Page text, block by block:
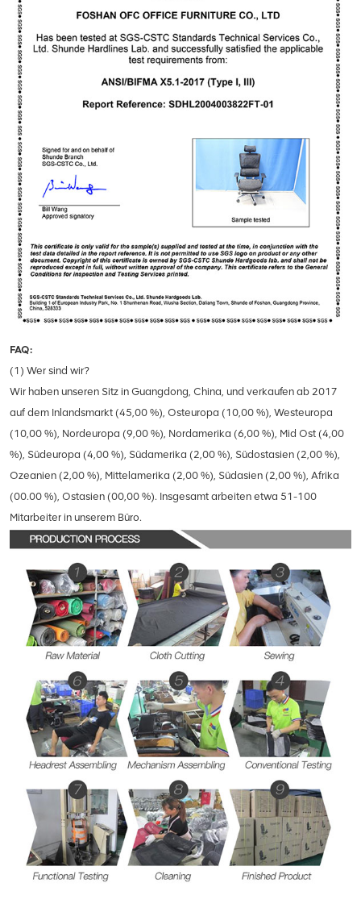
FAQ:
(1) Wer sind wir?
Wir haben unseren Sitz in Guangdong, China, und verkaufen ab 2017
auf dem Inlandsmarkt (45,00 %), Osteuropa (10,00 %), Westeuropa
(10,00 %), Nordeuropa (9,00 %), Nordamerika (6,00 %), Mid Ost (4,00
%), Südeuropa (4,00 %), Südamerika (2,00 %), Südostasien (2,00 %),
Ozeanien (2,00 %), Mittelamerika (2,00 %), Südasien (2,00 %), Afrika
(00.00 %), Ostasien (00,00 %). Insgesamt arbeiten etwa 51-100
Mitarbeiter in unserem Büro.